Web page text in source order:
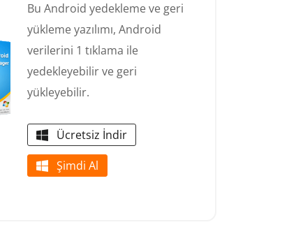
Bu Android yedekleme ve geri
yükleme yazılımı, Android
verilerini 1 tıklama ile
yedekleyebilir ve geri
yükleyebilir.
Ücretsiz İndir
Şimdi Al